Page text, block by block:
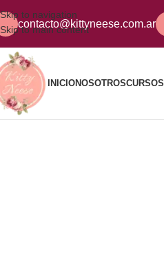
Skip to navigation
Skip to main content
contacto@kittyneese.com.ar
INICIONOSOTROSCURSOS